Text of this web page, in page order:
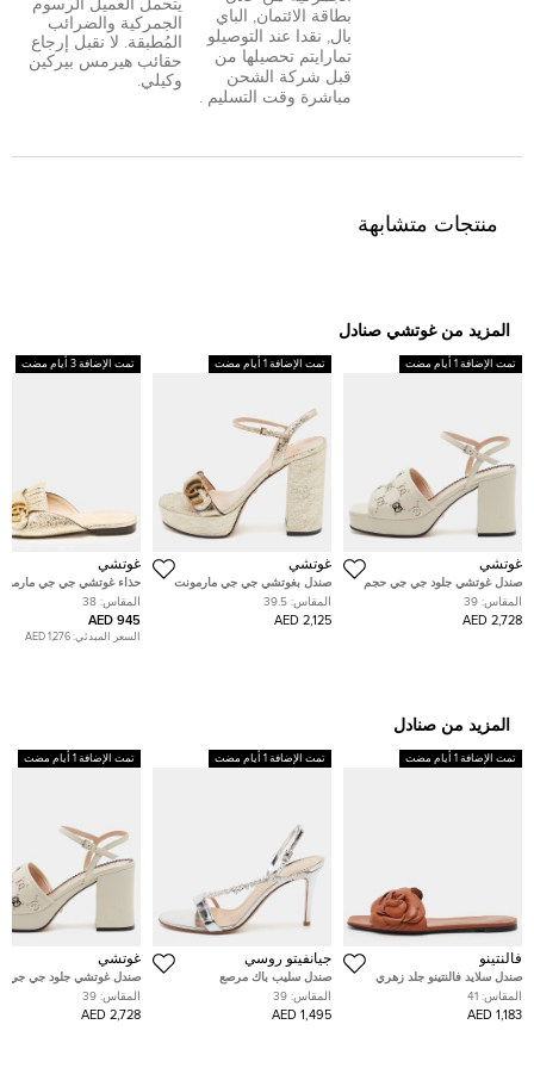
بطاقة الائتمان,
الباي
بال, نقدا عند التوصيلو
تمارا يتم تحصيلها من
قبل شركة الشحن
مباشرة وقت التسليم .
يتحمل العميل الرسوم
الجمركية والضرائب
المُطبقة. لا نقبل إرجاع
حقائب هيرمس بيركين
وكيلي.
منتجات متشابهة
المزيد من غوتشي صنادل
تمت الإضافة 1 أيام مضت
غوتشي
صندل غوتشي جلود جي جي حجم
39 منصة إغلاق حول الكاحل جلد
أبيض داكن
المقاس: 39
2,728 AED
تمت الإضافة 1 أيام مضت
غوتشي
صندل بغوتشي جي جي مارمونت
بحزام كاحل جلد ذهبي معدني
مقاس 39.5 منصة
المقاس: 39.5
2,125 AED
تمت الإضافة 3 أيام مضت
غوتشي
حذاء غوتشي جي جي
ذهبي مقاس 40 مسطح
المقاس: 38
945 AED
السعر المبدئي: 1,276 AED
المزيد من صنادل
تمت الإضافة 1 أيام مضت
فالنتينو
صندل سلايد فالنتينو جلد زهري
فوشيا بالشعار مقاس 37.5
المقاس: 41
1,183 AED
تمت الإضافة 1 أيام مضت
جيانفيتو روسي
صندل سليب باك مرصع
بالكريستال جلد فضي لامع جيانفيتو
روسي مانهاتن مقاس 39
المقاس: 39
1,495 AED
تمت الإضافة 1 أيام مضت
غوتشي
صندل غوتشي جلود جي جي
39 منصة إغلاق حول الكاحل
أبيض داكن
المقاس: 39
2,728 AED